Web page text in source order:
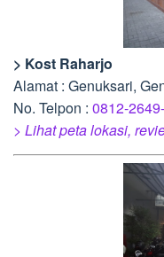
> Kost Raharjo
Alamat : Genuksari,
No. Telpon : 0812-
> Lihat peta lokasi,